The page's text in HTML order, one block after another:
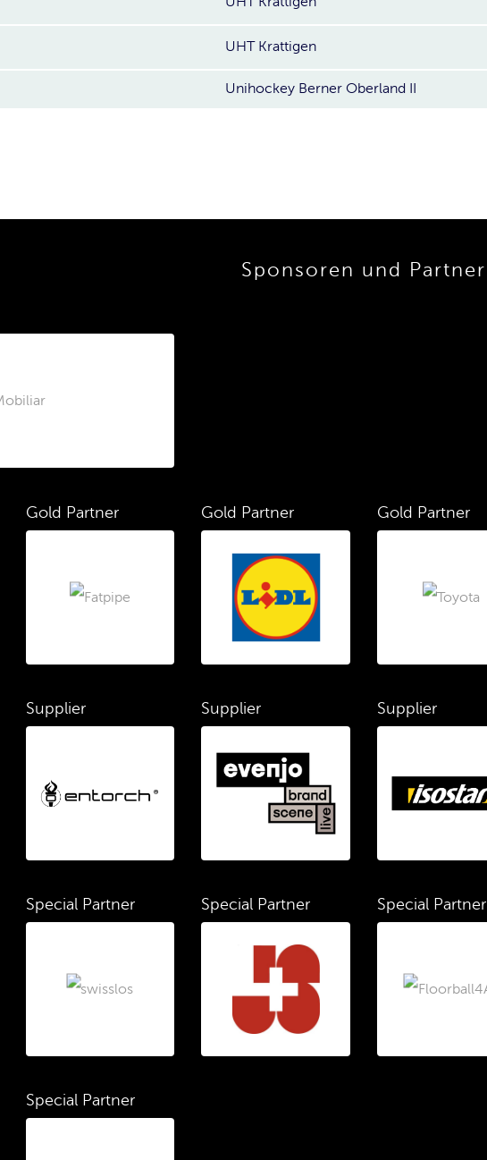
UHT Krattigen
Unihockey Berner Oberland II
Sponsoren und Partner
Gold Partner Gold Partner Gold Partner
Supplier Supplier Supplier
Special Partner Special Partner Special Partner
Special Partner